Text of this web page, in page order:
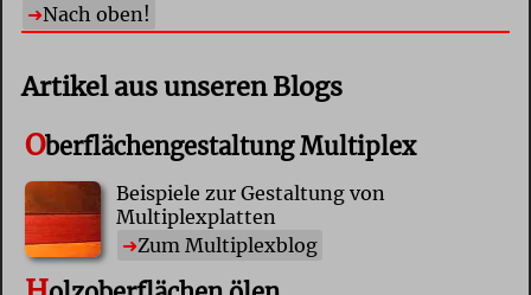
Nach oben!
Artikel aus unseren Blogs
Oberflächengestaltung Multiplex
Beispiele zur Gestaltung von
Multiplexplatten
Zum Multiplexblog